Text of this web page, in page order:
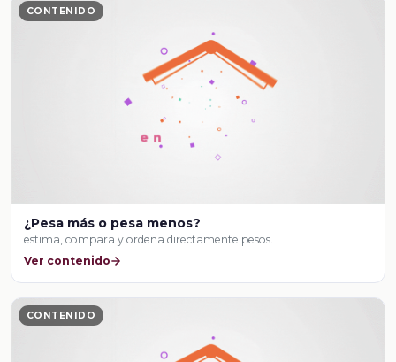
CONTENIDO
¿Pesa más o pesa menos?
estima, compara y ordena directamente pesos.
Ver contenido
CONTENIDO